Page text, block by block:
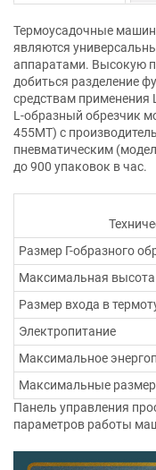
Термоусадочные
являются
аппаратами. Высокую
добиться разделение
средствам применения
L-образный обрезчик
455МТ) с
пневматическим
до 900 упаковок в час.
Размер Г-образного
Максимальная высота
Размер входа в
Электропитание
Максимальное
Максимальные
Панель управления
параметров работы